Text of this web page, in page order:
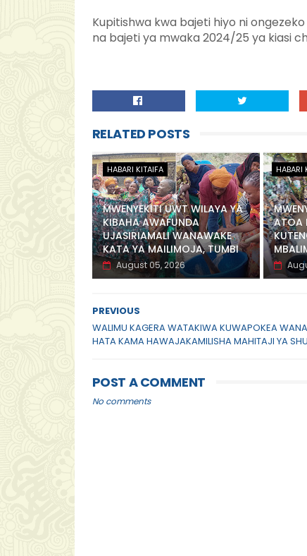
Kupitishwa kwa bajeti hiyo ni ongezeko
na bajeti ya mwaka 2024/25 ya kiasi
RELATED POSTS
HABARI KITAIFA
MWENYEKITI UWT WILAYA YA
KIBAHA AWAFUNDA
UJASIRIAMALI WANAWAKE
KATA YA MAILIMOJA, TUMBI
August 05, 2026
HABARI
ATOA
PREVIOUS
WALIMU KAGERA WATAKIWA KUWAPOKEA
HATA KAMA HAWAJAKAMILISHA MAHITAJI YA
POST A COMMENT
No comments